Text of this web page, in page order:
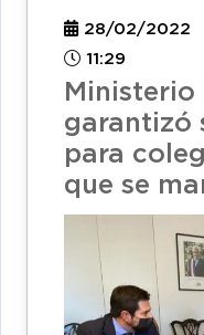
28/02/2022
11:29
Ministerio
garantizó
para
que se